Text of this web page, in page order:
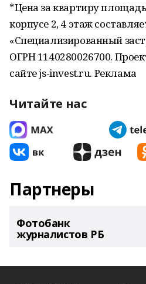
*Цена за квартиру
корпусе 2, 4 этаж
«Специализированный
ОГРН 1140280026700.
сайте js-invest.ru. Реклама
Читайте нас
Партнеры
Фотобанк
журналистов РБ